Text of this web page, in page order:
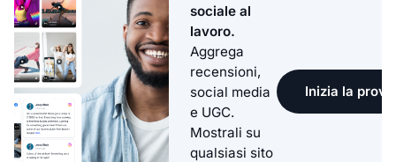
sociale al
lavoro.
Aggrega
recensioni,
social media
e UGC.
Mostrali su
qualsiasi sito
Inizia la